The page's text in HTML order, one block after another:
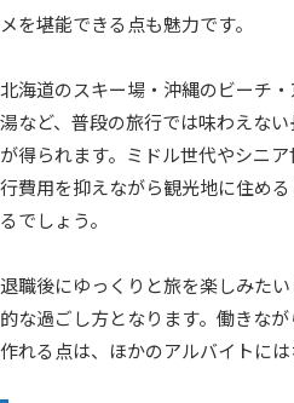
メを堪能できる点も魅力です。
北海道のスキー場・沖縄のビーチ
湯など、普段の旅行では味わえな
が得られます。ミドル世代やシニ
行費用を抑えながら観光地に住め
るでしょう。
退職後にゆっくりと旅を楽しみた
的な過ごし方となります。働きな
作れる点は、ほかのアルバイトには